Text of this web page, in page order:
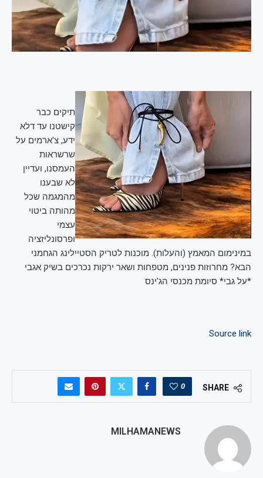
תיקים כבר
קישטנו עד דלא
ידע, צ'ארמים על
שרשראות
העמסנו, ועדיין
לא שבענו
מהמגמה שכל
מהותה ביטוי
עצמי
ופרסונליזציה
במינימום המאמץ (והעלות). מוכנות לטריק הסטיילינג הגחמני
הבא? מחרוזות פנינים, מטפחות ושאר ירקות נכרכים בשיק אגבי
*על גבי* סיומת מכנסי הג'ינס
Source link
SHARE
0
MILHAMANEWS